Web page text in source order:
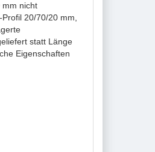
mm nicht
20/70/20 mm,
statt Länge
Eigenschaften